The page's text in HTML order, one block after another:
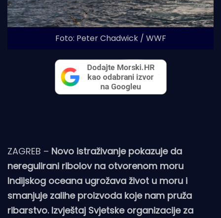
Foto: Peter Chadwick / WWF
ZAGREB – Novo istraživanje pokazuje da
neregulirani ribolov na otvorenom moru
Indijskog oceana ugrožava život u moru i
smanjuje zalihe proizvoda koje nam pruža
ribarstvo. Izvještaj Svjetske organizacije za